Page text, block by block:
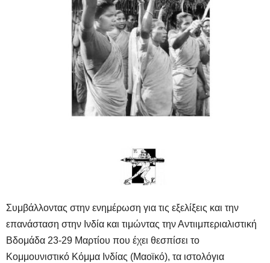
Συμβάλλοντας στην ενημέρωση για τις εξελίξεις και την
επανάσταση στην Ινδία και τιμώντας την Αντιιμπεριαλιστική
Βδομάδα 23-29 Μαρτίου που έχει θεσπίσει το
Κομμουνιστικό Κόμμα Ινδίας (Μαοϊκό), τα ιστολόγια